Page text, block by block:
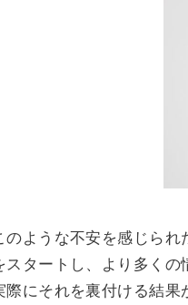
のような不安を感じら
スタートし、より多くの
際にそれを裏付ける結果